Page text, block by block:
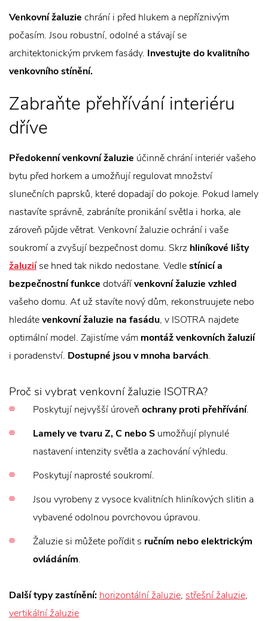
Venkovní žaluzie chrání i před hlukem a nepříznivým
počasím. Jsou robustní, odolné a stávají se
architektonickým prvkem fasády. Investujte do kvalitního
venkovního stínění.
Zabraňte přehřívání interiéru
dříve
Předokenní venkovní žaluzie účinně chrání interiér vašeho
bytu před horkem a umožňují regulovat množství
slunečních paprsků, které dopadají do pokoje. Pokud lamely
nastavíte správně, zabráníte pronikání světla i horka, ale
zároveň půjde větrat. Venkovní žaluzie ochrání i vaše
soukromí a zvyšují bezpečnost domu. Skrz hliníkové lišty
žaluziíse hned tak nikdo nedostane. Vedlestínicí a
bezpečnostní funkce dotvářívenkovní žaluzie vzhled
vašeho domu. Ať už stavíte nový dům, rekonstruujete nebo
hledátevenkovní žaluzie na fasádu, v ISOTRA najdete
optimální model. Zajistíme vám montáž venkovních žaluzií
i poradenství. Dostupné jsou v mnoha barvách.
Proč si vybrat venkovní žaluzie ISOTRA?
Poskytují nejvyšší úroveň ochrany proti přehřívání.
Lamely ve tvaru Z, C nebo S umožňují plynulé
nastavení intenzity světla a zachování výhledu.
Poskytují naprosté soukromí.
Jsou vyrobeny z vysoce kvalitních hliníkových slitin a
vybavené odolnou povrchovou úpravou.
Žaluzie si můžete pořídit s ručním nebo elektrickým
ovládáním.
Další typy zastínění: horizontální žaluzie, střešní žaluzie,
vertikální žaluzie